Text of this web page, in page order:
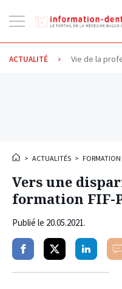
la
navigation
ACTUALITÉ Vie de la
> ACTUALITÉS > FORMATION
Vers une
formation FIF-
Publié le 20.05.2021.
PartagerPartagerPartager